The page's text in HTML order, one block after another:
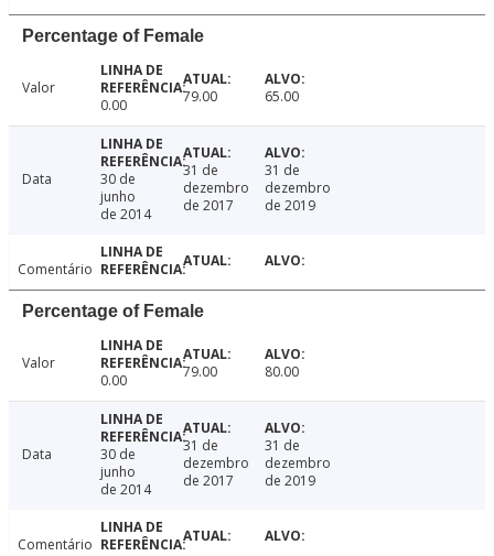
Percentage of Female
Valor
0.00
79.00 65.00
Data
30 de
junho
de 2014
31 de
dezembro
de 2017
31 de
dezembro
de 2019
Comentário
Percentage of Female
Valor
0.00
79.00 80.00
Data
30 de
junho
de 2014
31 de
dezembro
de 2017
31 de
dezembro
de 2019
Comentário